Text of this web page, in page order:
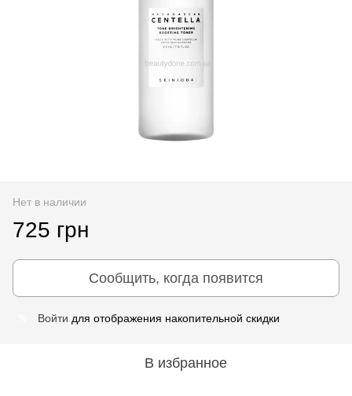
Нет в наличии
725 грн
Сообщить, когда появится
Войти для отображения накопительной скидки
В избранное